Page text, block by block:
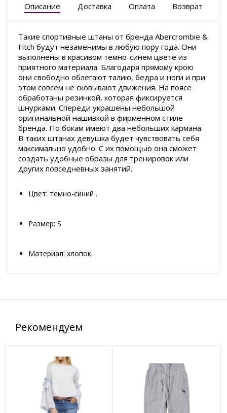
Описание Доставка Оплата Возврат
Такие спортивные штаны от бренда Abercrombie &
Fitch будут незаменимы в любую пору года. Они
выполнены в красивом темно-синем цвете из
приятного материала. Благодаря прямому крою
они свободно облегают талию, бедра и ноги и при
этом совсем не сковывают движения. На поясе
обработаны резинкой, которая фиксируется
шнурками. Спереди украшены небольшой
оригинальной нашивкой в фирменном стиле
бренда. По бокам имеют два небольших кармана.
В таких штанах девушка будет чувствовать себя
максимально удобно. С их помощью она сможет
создать удобные образы для тренировок или
других повседневных занятий.
Цвет: темно-синий .
Размер: S
Материал: хлопок.
Рекомендуем